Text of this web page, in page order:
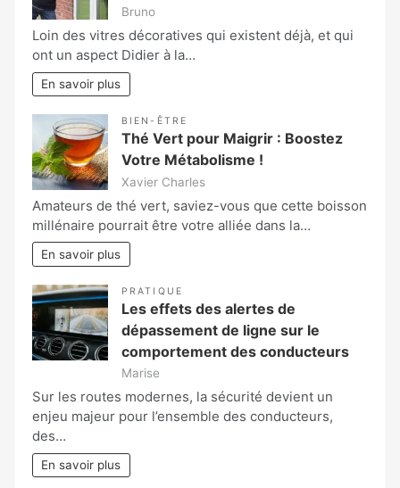
Bruno
Loin des vitres décoratives qui existent déjà, et qui
ont un aspect Didier à la…
En savoir plus
BIEN-ÊTRE
Thé Vert pour Maigrir : Boostez
Votre Métabolisme !
Xavier Charles
Amateurs de thé vert, saviez-vous que cette boisson
millénaire pourrait être votre alliée dans la…
En savoir plus
PRATIQUE
Les effets des alertes de
dépassement de ligne sur le
comportement des conducteurs
Marise
Sur les routes modernes, la sécurité devient un
enjeu majeur pour l’ensemble des conducteurs,
des…
En savoir plus